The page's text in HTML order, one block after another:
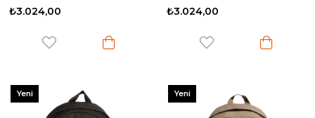
₺3.024,00 ₺3.024,00
Yeni
Yeni